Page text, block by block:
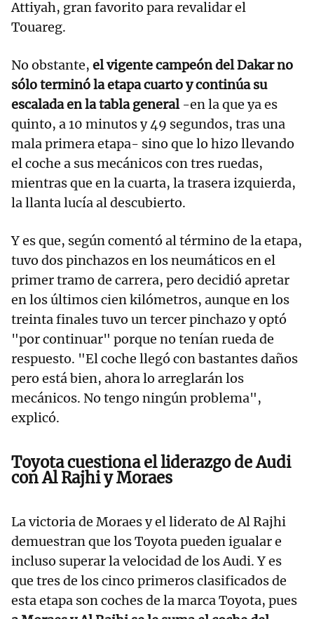
Attiyah, gran favorito para revalidar el
Touareg.
No obstante, el vigente campeón del Dakar no
sólo terminó la etapa cuarto y continúa su
escalada en la tabla general-en la que ya es
quinto, a 10 minutos y 49 segundos, tras una
mala primera etapa- sino que lo hizo llevando
el coche a sus mecánicos con tres ruedas,
mientras que en la cuarta, la trasera izquierda,
la llanta lucía al descubierto.
Y es que, según comentó al término de la etapa,
tuvo dos pinchazos en los neumáticos en el
primer tramo de carrera, pero decidió apretar
en los últimos cien kilómetros, aunque en los
treinta finales tuvo un tercer pinchazo y optó
"por continuar" porque no tenían rueda de
respuesto. "El coche llegó con bastantes daños
pero está bien, ahora lo arreglarán los
mecánicos. No tengo ningún problema",
explicó.
Toyota cuestiona el liderazgo de Audi
con Al Rajhi y Moraes
La victoria de Moraes y el liderato de Al Rajhi
demuestran que los Toyota pueden igualar e
incluso superar la velocidad de los Audi. Y es
que tres de los cinco primeros clasificados de
esta etapa son coches de la marca Toyota, pues